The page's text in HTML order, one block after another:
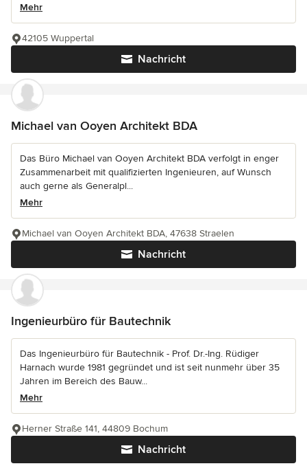
Mehr
Nachricht
42105 Wuppertal
Michael van Ooyen Architekt BDA
Das Büro Michael van Ooyen Architekt BDA verfolgt in enger
Zusammenarbeit mit qualifizierten Ingenieuren, auf Wunsch
auch gerne als Generalpl...
Mehr
Nachricht
Michael van Ooyen Architekt BDA, 47638 Straelen
Ingenieurbüro für Bautechnik
Das Ingenieurbüro für Bautechnik - Prof. Dr.-Ing. Rüdiger
Harnach wurde 1981 gegründet und ist seit nunmehr über 35
Jahren im Bereich des Bauw...
Mehr
Nachricht
Herner Straße 141, 44809 Bochum